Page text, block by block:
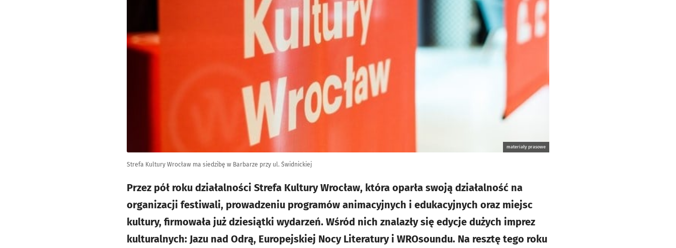
materiały prasowe
Strefa Kultury Wrocław ma siedzibę w Barbarze przy ul. Świdnickiej
Przez pół roku działalności Strefa Kultury Wrocław, która oparła swoją działalność na
organizacji festiwali, prowadzeniu programów animacyjnych i edukacyjnych oraz miejsc
kultury, firmowała już dziesiątki wydarzeń. Wśród nich znalazły się edycje dużych imprez
kulturalnych: Jazu nad Odrą, Europejskiej Nocy Literatury i WROsoundu. Na resztę tego roku